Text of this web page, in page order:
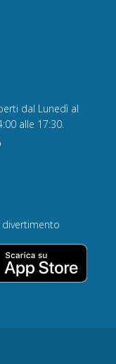
dal Lunedì al
alle 17:30.